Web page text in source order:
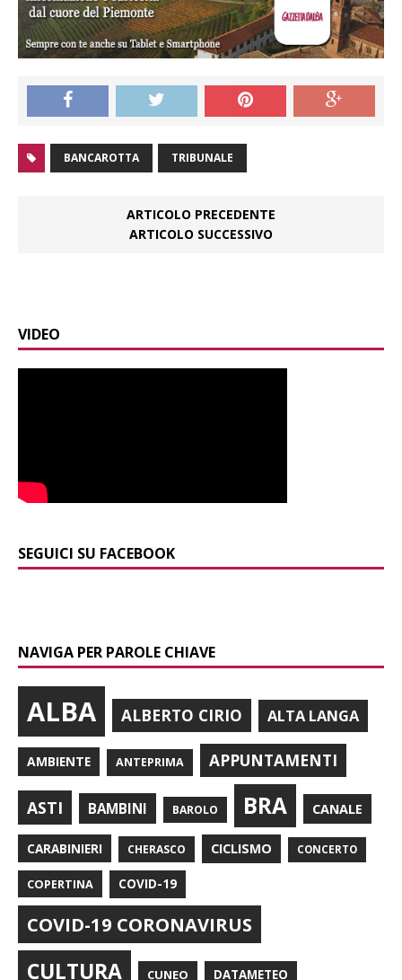
BANCAROTTA TRIBUNALE
ARTICOLO PRECEDENTE
ARTICOLO SUCCESSIVO
VIDEO
SEGUICI SU FACEBOOK
NAVIGA PER PAROLE CHIAVE
ALBA ALBERTO CIRIO ALTA LANGA
AMBIENTE ANTEPRIMA APPUNTAMENTI
ASTI BAMBINI BAROLO BRA CANALE
CARABINIERI CHERASCO CICLISMO CONCERTO
COPERTINA COVID-19
COVID-19 CORONAVIRUS
CULTURA CUNEO DATAMETEO